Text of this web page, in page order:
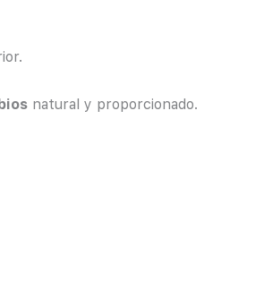
natural y proporcionado.